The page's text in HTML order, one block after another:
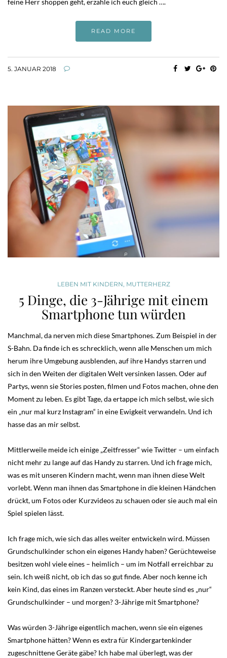
feine Herr shoppen geht, erzähle ich euch gleich ….
READ MORE
5. JANUAR 2018
LEBEN MIT KINDERN, MUTTERHERZ
5 Dinge, die 3-Jährige mit einem
Smartphone tun würden
Manchmal, da nerven mich diese Smartphones. Zum Beispiel in der
S-Bahn. Da finde ich es schrecklich, wenn alle Menschen um mich
herum ihre Umgebung ausblenden, auf ihre Handys starren und
sich in den Weiten der digitalen Welt versinken lassen. Oder auf
Partys, wenn sie Stories posten, filmen und Fotos machen, ohne den
Moment zu leben. Es gibt Tage, da ertappe ich mich selbst, wie sich
ein „nur mal kurz Instagram“ in eine Ewigkeit verwandeln. Und ich
hasse das an mir selbst.
Mittlerweile meide ich einige „Zeitfresser“ wie Twitter – um einfach
nicht mehr zu lange auf das Handy zu starren. Und ich frage mich,
was es mit unseren Kindern macht, wenn man ihnen diese Welt
vorlebt. Wenn man ihnen das Smartphone in die kleinen Händchen
drückt, um Fotos oder Kurzvideos zu schauen oder sie auch mal ein
Spiel spielen lässt.
Ich frage mich, wie sich das alles weiter entwickeln wird. Müssen
Grundschulkinder schon ein eigenes Handy haben? Gerüchteweise
besitzen wohl viele eines – heimlich – um im Notfall erreichbar zu
sein. Ich weiß nicht, ob ich das so gut finde. Aber noch kenne ich
kein Kind, das eines im Ranzen versteckt. Aber heute sind es „nur“
Grundschulkinder – und morgen? 3-Jährige mit Smartphone?
Was würden 3-Jährige eigentlich machen, wenn sie ein eigenes
Smartphone hätten? Wenn es extra für Kindergartenkinder
zugeschnittene Geräte gäbe? Ich habe mal überlegt, was der